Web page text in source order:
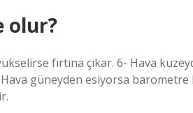
olur?
fırtına çıkar. 6- Hava
güneyden esiyorsa barometre